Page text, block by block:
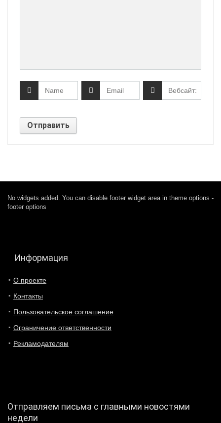
No widgets added. You can disable footer widget area in theme options -
footer options
Информация
О проекте
Контакты
Пользовательское соглашение
Ограничение ответственности
Рекламодателям
Отправляем письма с главными новостями
недели